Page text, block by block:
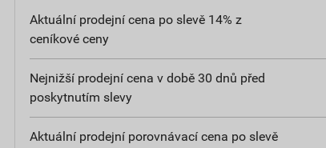
Aktuální prodejní cena po slevě 14% z
ceníkové ceny
Nejnižší prodejní cena v době 30 dnů před
poskytnutím slevy
Aktuální prodejní porovnávací cena po slevě